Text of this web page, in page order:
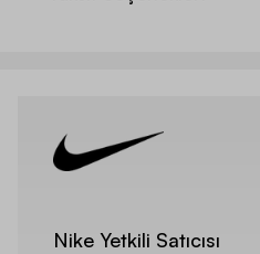
Nike Yetkili Satıcısı